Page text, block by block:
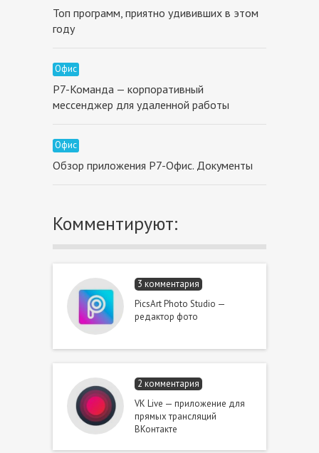
Топ программ, приятно удививших в этом
году
Офис
Р7-Команда — корпоративный
мессенджер для удаленной работы
Офис
Обзор приложения P7-Офис. Документы
Комментируют:
3 комментария
PicsArt Photo Studio —
редактор фото
2 комментария
VK Live — приложение для
прямых трансляций
ВКонтакте